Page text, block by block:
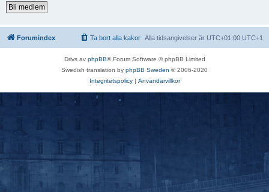
Bli medlem
Forumindex Alla tidsangivelser är UTC+01:00 UTC+1
Ta bort alla kakor
Drivs av phpBB® Forum Software © phpBB Limited
Swedish translation by phpBB Sweden © 2006-2020
Integritetspolicy| Användarvillkor